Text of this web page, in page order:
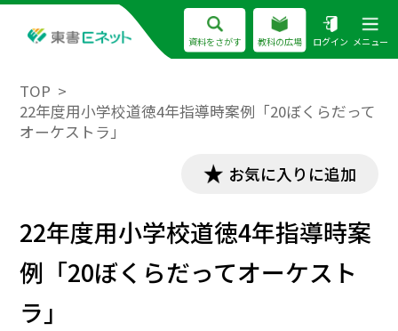
資料をさがす 教科の広場 ログイン メニュー
TOP
22年度用小学校道徳4年指導時案例「20ぼくらだって
オーケストラ」
お気に入りに追加
22年度用小学校道徳4年指導時案
例「20ぼくらだってオーケスト
ラ」